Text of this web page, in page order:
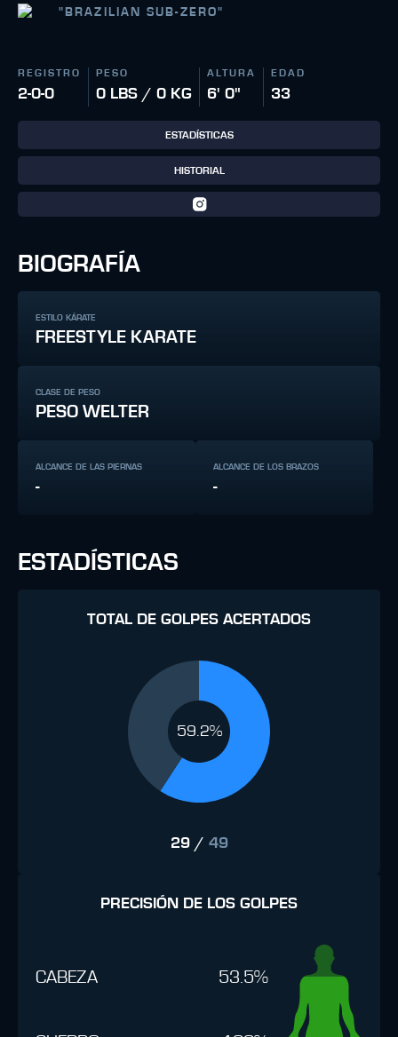
" BRAZILIAN SUB-ZERO"
REGISTRO
2-0-0
PESO
0 LBS / 0 KG
ALTURA
6' 0"
EDAD
33
ESTADÍSTICAS
HISTORIAL
BIOGRAFÍA
ESTILO KÁRATE
FREESTYLE KARATE
CLASE DE PESO
PESO WELTER
ALCANCE DE LAS PIERNAS
-
ALCANCE DE LOS BRAZOS
-
ESTADÍSTICAS
TOTAL DE GOLPES ACERTADOS
59.2%
29/ 49
PRECISIÓN DE LOS GOLPES
CABEZA 53.5%